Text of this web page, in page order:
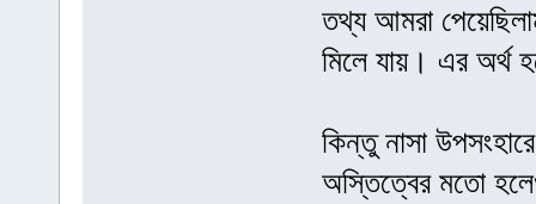
তথ্য আমরা
মিলে যায়। এর অর্থ
কিন্তু নাসা
অস্তিত্বের মতো